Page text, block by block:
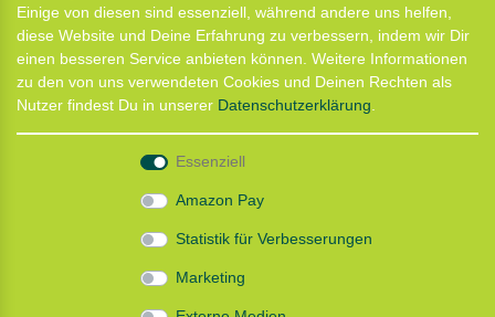
Anfahrt
Kontaktformular
Termin für Hundeberatung
CaniX Seminare
Lauf Seminar
Laufen mit Lauflust
Batterieentsorgung
Daten­schutz­erklärung
AGB
Einige von diesen sind essenziell, während andere uns helfen,
diese Website und Deine Erfahrung zu verbessern, indem wir Dir
einen besseren Service anbieten können. Weitere Informationen
zu den von uns verwendeten Cookies und Deinen Rechten als
Nutzer findest Du in unserer Daten­schutz­erklärung
Essenziell
Amazon Pay
Statistik für Verbesserungen
Marketing